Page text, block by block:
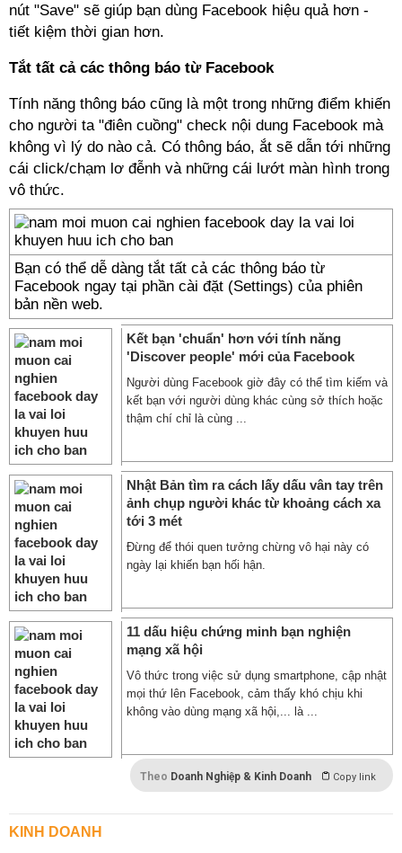
nút "Save" sẽ giúp bạn dùng Facebook hiệu quả hơn -
tiết kiệm thời gian hơn.
Tắt tất cả các thông báo từ Facebook
Tính năng thông báo cũng là một trong những điểm khiến
cho người ta "điên cuồng" check nội dung Facebook mà
không vì lý do nào cả. Có thông báo, ắt sẽ dẫn tới những
cái click/chạm lơ đễnh và những cái lướt màn hình trong
vô thức.
Bạn có thể dễ dàng tắt tất cả các thông báo từ
Facebook ngay tại phần cài đặt (Settings) của phiên
bản nền web.
Kết bạn 'chuẩn' hơn với tính năng
'Discover people' mới của Facebook
Người dùng Facebook giờ đây có thể tìm kiếm và
kết bạn với người dùng khác cùng sở thích hoặc
thậm chí chỉ là cùng ...
Nhật Bản tìm ra cách lấy dấu vân tay trên
ảnh chụp người khác từ khoảng cách xa
tới 3 mét
Đừng để thói quen tưởng chừng vô hại này có
ngày lại khiến bạn hối hận.
11 dấu hiệu chứng minh bạn nghiện
mạng xã hội
Vô thức trong việc sử dụng smartphone, cập nhật
mọi thứ lên Facebook, cảm thấy khó chịu khi
không vào dùng mạng xã hội,... là ...
Theo Doanh Nghiệp & Kinh Doanh Copy link
KINH DOANH